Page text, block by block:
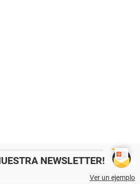
NEWSLETTER!
Ver un ejemplo